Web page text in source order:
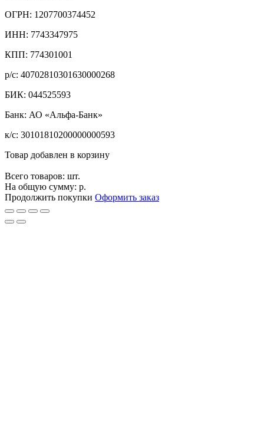
ОГРН: 1207700374452
ИНН: 7743347975
КПП: 774301001
р/с: 40702810301630000268
БИК: 044525593
Банк: АО «Альфа-Банк»
к/с: 30101810200000000593
Товар добавлен в корзину
Всего товаров: шт.
На общую сумму: р.
Продолжить покупки Оформить заказ